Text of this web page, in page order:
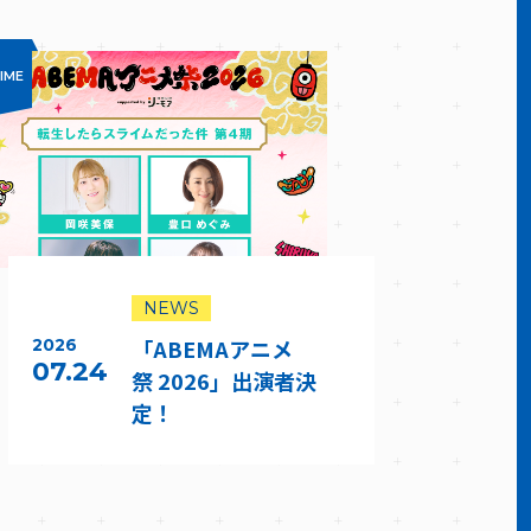
2026
07.24
NEWS
「ABEMAアニメ
祭 2026」出演者決
定！